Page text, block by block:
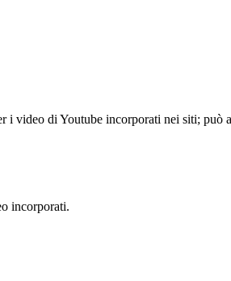
i video di Youtube incorporati nei siti;
incorporati.